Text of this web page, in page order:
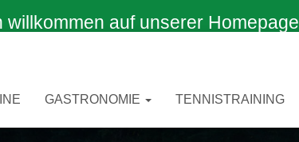
auf unserer Homepage
GASTRONOMIE TENNISTRAINING